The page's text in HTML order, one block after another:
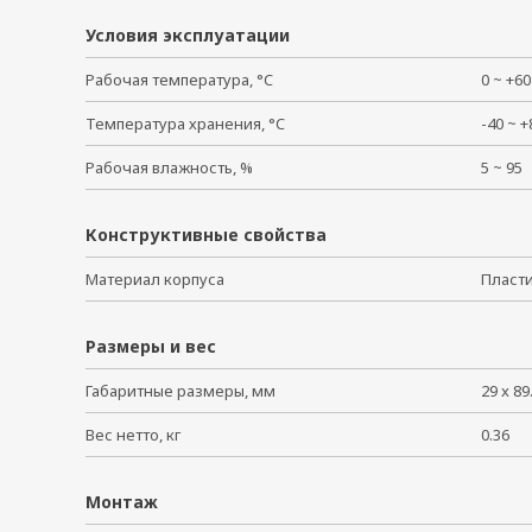
Условия эксплуатации
Рабочая температура, °C 0 ~
Температура хранения, °C -40 ~
Рабочая влажность, % 5 ~ 95
Конструктивные свойства
Материал корпуса
Размеры и вес
Габаритные размеры, мм 29 x
Вес нетто, кг 0.36
Монтаж